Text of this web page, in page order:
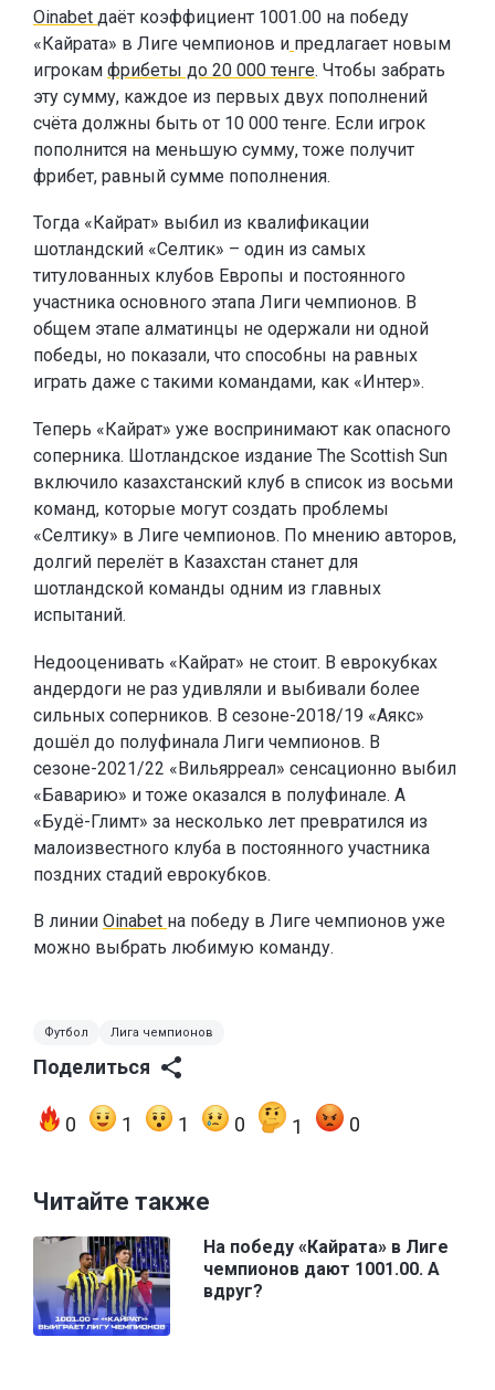
Oinabet даёт коэффициент 1001.00 на победу
«Кайрата» в Лиге чемпионов и предлагает новым
игрокам фрибеты до 20 000 тенге. Чтобы забрать
эту сумму, каждое из первых двух пополнений
счёта должны быть от 10 000 тенге. Если игрок
пополнится на меньшую сумму, тоже получит
фрибет, равный сумме пополнения.
Тогда «Кайрат» выбил из квалификации
шотландский «Селтик» – один из самых
титулованных клубов Европы и постоянного
участника основного этапа Лиги чемпионов. В
общем этапе алматинцы не одержали ни одной
победы, но показали, что способны на равных
играть даже с такими командами, как «Интер».
Теперь «Кайрат» уже воспринимают как опасного
соперника. Шотландское издание The Scottish Sun
включило казахстанский клуб в список из восьми
команд, которые могут создать проблемы
«Селтику» в Лиге чемпионов. По мнению авторов,
долгий перелёт в Казахстан станет для
шотландской команды одним из главных
испытаний.
Недооценивать «Кайрат» не стоит. В еврокубках
андердоги не раз удивляли и выбивали более
сильных соперников. В сезоне-2018/19 «Аякс»
дошёл до полуфинала Лиги чемпионов. В
сезоне-2021/22 «Вильярреал» сенсационно выбил
«Баварию» и тоже оказался в полуфинале. А
«Будё-Глимт» за несколько лет превратился из
малоизвестного клуба в постоянного участника
поздних стадий еврокубков.
В линии Oinabet на победу в Лиге чемпионов уже
можно выбрать любимую команду.
Футбол Лига чемпионов
Поделиться
0 1 1 0 1 0
Читайте также
На победу «Кайрата» в Лиге
чемпионов дают 1001.00. А
вдруг?